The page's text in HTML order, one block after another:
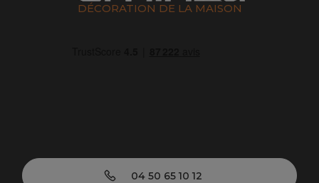
DÉCORATION DE LA MAISON
04 50 65 10 12